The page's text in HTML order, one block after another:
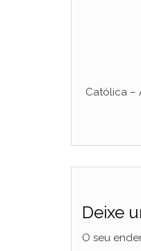
Católica –
Deixe
O seu